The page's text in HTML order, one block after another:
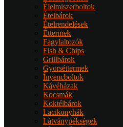
Élelmiszerboltok
Ételbárok
Ételrendelések
Éttermek
Fagylaltozók
Fish & Chips
Grillbárok
Gyorséttermek
Ínyencboltok
Kávéházak
Kocsmák
Koktélbárok
Lacikonyhák
Látványpékségek